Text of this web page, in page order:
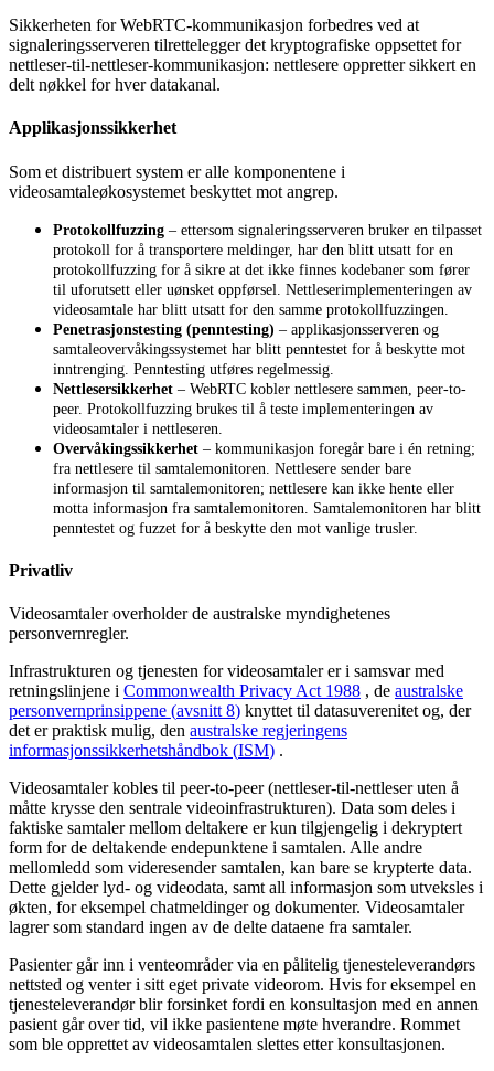
Sikkerheten for WebRTC-kommunikasjon forbedres ved at
signaleringsserveren tilrettelegger det kryptografiske oppsettet for
nettleser-til-nettleser-kommunikasjon: nettlesere oppretter sikkert en
delt nøkkel for hver datakanal.
Applikasjonssikkerhet
Som et distribuert system er alle komponentene i
videosamtaleøkosystemet beskyttet mot angrep.
Protokollfuzzing – ettersom signaleringsserveren bruker en tilpasset
protokoll for å transportere meldinger, har den blitt utsatt for en
protokollfuzzing for å sikre at det ikke finnes kodebaner som fører
til uforutsett eller uønsket oppførsel Nettleserimplementeringen av
videosamtale har blitt utsatt for den samme protokollfuzzingen
Penetrasjonstesting (penntesting) – applikasjonsserveren og
samtaleovervåkingssystemet har blitt penntestet for å beskytte mot
inntrenging Penntesting utføres regelmessig
Nettlesersikkerhet – WebRTC kobler nettlesere sammen peer-to-
peer. Protokollfuzzing brukes til å teste implementeringen av
videosamtaler i nettleseren
Overvåkingssikkerhet – kommunikasjon foregår bare i én retning;
fra nettlesere til samtalemonitoren Nettlesere sender bare
informasjon til samtalemonitoren; nettlesere kan ikke hente eller
motta informasjon fra samtalemonitoren Samtalemonitoren har blitt
penntestet og fuzzet for å beskytte den mot vanlige trusler.
Privatliv
Videosamtaler overholder de australske myndighetenes
personvernregler.
Infrastrukturen og tjenesten for videosamtaler er i samsvar med
retningslinjene i Commonwealth Privacy Act 1988 , de australske
personvernprinsippene (avsnitt 8) knyttet til datasuverenitet og, der
det er praktisk mulig, den australske regjeringens
informasjonssikkerhetshåndbok (ISM) .
Videosamtaler kobles til peer-to-peer (nettleser-til-nettleser uten å
måtte krysse den sentrale videoinfrastrukturen). Data som deles i
faktiske samtaler mellom deltakere er kun tilgjengelig i dekryptert
form for de deltakende endepunktene i samtalen. Alle andre
mellomledd som videresender samtalen, kan bare se krypterte data.
Dette gjelder lyd- og videodata, samt all informasjon som utveksles i
økten, for eksempel chatmeldinger og dokumenter. Videosamtaler
lagrer som standard ingen av de delte dataene fra samtaler.
Pasienter går inn i venteområder via en pålitelig tjenesteleverandørs
nettsted og venter i sitt eget private videorom. Hvis for eksempel en
tjenesteleverandør blir forsinket fordi en konsultasjon med en annen
pasient går over tid, vil ikke pasientene møte hverandre. Rommet
som ble opprettet av videosamtalen slettes etter konsultasjonen.